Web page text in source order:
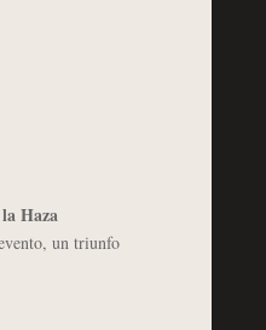
Haza
un triunfo